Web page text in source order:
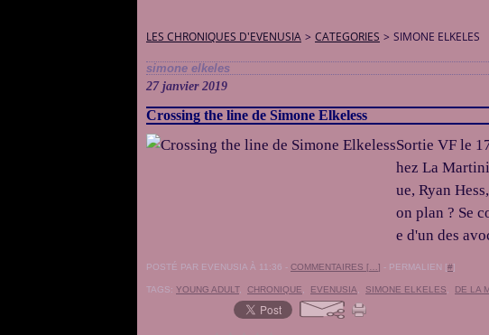
LES CHRONIQUES D'EVENUSIA > CATEGORIES > SIMONE ELKELES
simone elkeles
27 janvier 2019
Crossing the line de Simone Elkeless
Sortie VF le
hez La
ue, Ryan
on plan ? Se
e d'un des
POSTÉ PAR EVENUSIA À 11:36 - COMMENTAIRES [ ] - PERMALIEN [#]
TAGS: YOUNG ADULT, CHRONIQUE EVENUSIA SIMONE ELKELES DE LA